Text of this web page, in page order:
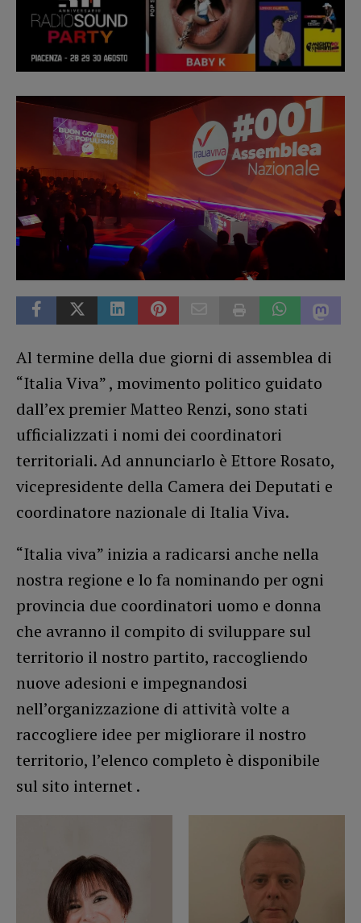
Al termine della due giorni di assemblea di
“Italia Viva” , movimento politico guidato
dall’ex premier Matteo Renzi, sono stati
ufficializzati i nomi dei coordinatori
territoriali. Ad annunciarlo è Ettore Rosato,
vicepresidente della Camera dei Deputati e
coordinatore nazionale di Italia Viva.
“Italia viva” inizia a radicarsi anche nella
nostra regione e lo fa nominando per ogni
provincia due coordinatori uomo e donna
che avranno il compito di sviluppare sul
territorio il nostro partito, raccogliendo
nuove adesioni e impegnandosi
nell’organizzazione di attività volte a
raccogliere idee per migliorare il nostro
territorio, l’elenco completo è disponibile
sul sito internet .